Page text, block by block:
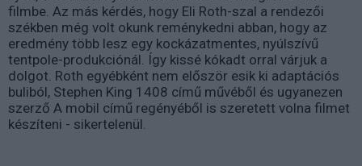
filmbe. Az más kérdés, hogy Eli Roth-szal a rendezői
székben még volt okunk reménykedni abban, hogy az
eredmény több lesz egy kockázatmentes, nyúlszívű
tentpole-produkciónál. Így kissé kókadt orral várjuk a
dolgot. Roth egyébként nem először esik ki adaptációs
buliból, Stephen King 1408 című művéből és ugyanezen
szerző A mobil című regényéből is szeretett volna filmet
készíteni - sikertelenül.